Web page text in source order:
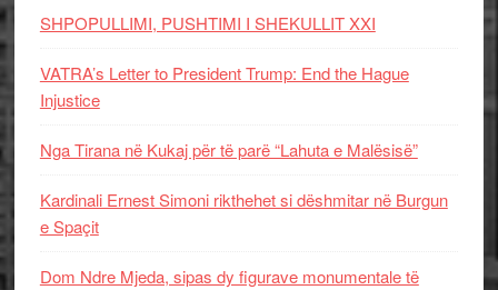
SHPOPULLIMI, PUSHTIMI I SHEKULLIT XXI
VATRA’s Letter to President Trump: End the Hague
Injustice
Nga Tirana në Kukaj për të parë “Lahuta e Malësisë”
Kardinali Ernest Simoni rikthehet si dëshmitar në Burgun
e Spaçit
Dom Ndre Mjeda, sipas dy figurave monumentale të